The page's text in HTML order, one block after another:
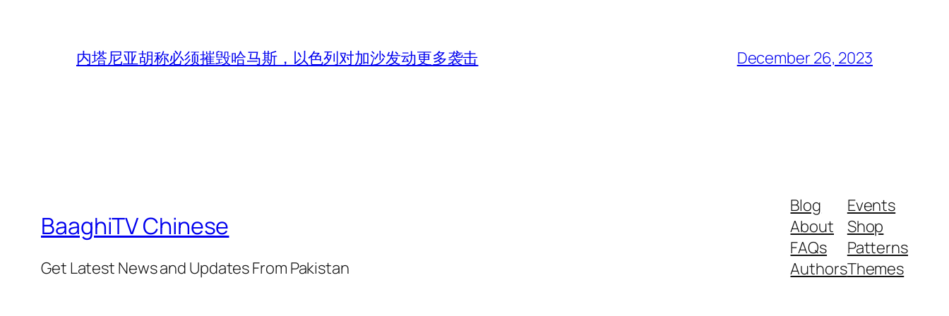
内塔尼亚胡称必须摧毁哈马斯，以色列对加沙发动更多袭击 December 26, 2023
BaaghiTV Chinese
Get Latest News and Updates From Pakistan
Blog
About
FAQs
Authors
Events
Shop
Patterns
Themes